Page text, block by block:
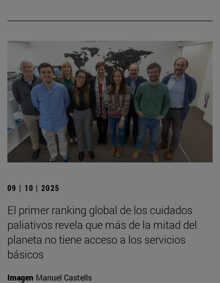
09 | 10 | 2025
El primer ranking global de los cuidados
paliativos revela que más de la mitad del
planeta no tiene acceso a los servicios
básicos
Imagen Manuel Castells